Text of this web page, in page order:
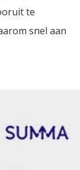
te
snel aan